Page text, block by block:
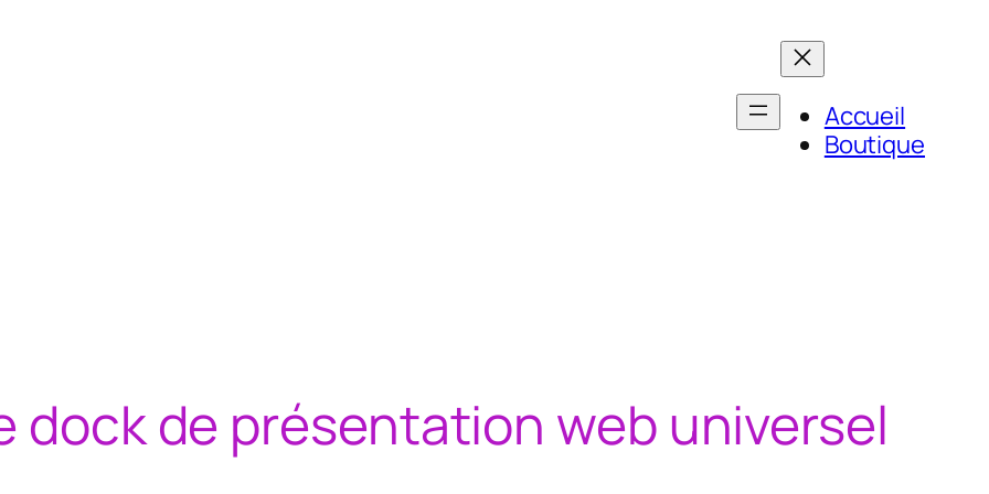
Accueil
Boutique
dock de présentation web universel